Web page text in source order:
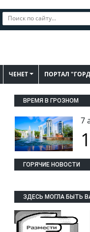
ЧЕНЕТ ПОРТАЛ
ВРЕМЯ В ГРОЗНОМ
7
ГОРЯЧИЕ НОВОСТИ
ЗДЕСЬ МОГЛА БЫТЬ